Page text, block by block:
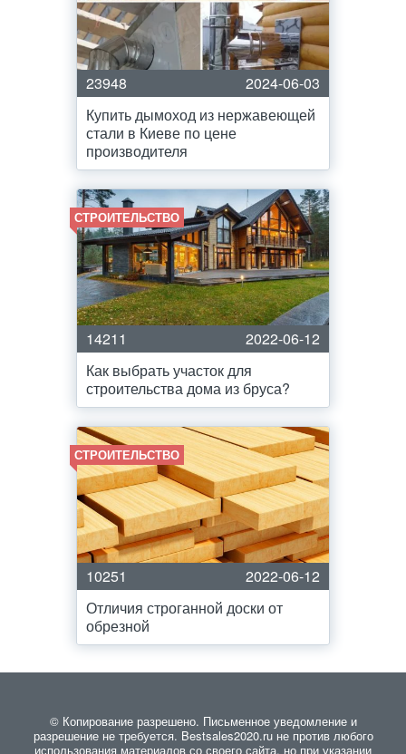
23948
2024-06-03
Купить дымоход из нержавеющей
стали в Киеве по цене
производителя
СТРОИТЕЛЬСТВО
14211
2022-06-12
Как выбрать участок для
строительства дома из бруса?
СТРОИТЕЛЬСТВО
10251
2022-06-12
Отличия строганной доски от
обрезной
© Копирование разрешено. Письменное уведомление и
разрешение не требуется. Bestsales2020.ru не против любого
использования материалов со своего сайта, но при указании